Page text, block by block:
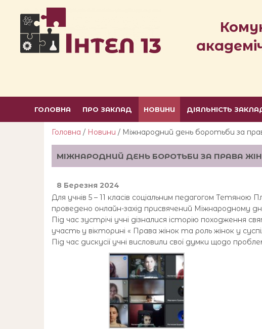
ГОЛОВНА ПРО ЗАКЛАД НОВИНИ ДІЯЛЬНІСТЬ
Головна / Новини / Міжнародний день боротьби за
МІЖНАРОДНИЙ ДЕНЬ БОРОТЬБИ ЗА ПРАВА
8 Березня 2024
Для учнів 5 – 11 класів соціальним педагогом
проведено онлайн-захід присвячений Міжнародному
Під час зустрічі учні дізналися історію походження
участь у вікторині « Права жінок та роль жінок у
Під час дискусії учні висловили свої думки щодо